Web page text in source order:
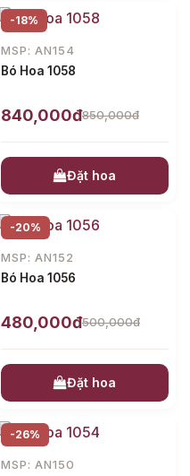
-18%
MSP: AN154
Bó Hoa 1058
840,000đ850,000đ
Đặt hoa
-20%
MSP: AN152
Bó Hoa 1056
480,000đ500,000đ
Đặt hoa
-26%
MSP: AN150